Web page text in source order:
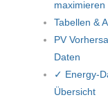
maximieren
Tabellen &
PV
Daten
✓ Energy-
Übersicht